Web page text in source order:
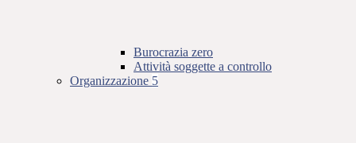
Burocrazia zero
Attività soggette a controllo
Organizzazione 5